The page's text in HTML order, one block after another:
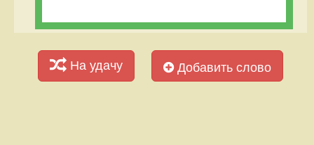
На удачу Добавить слово